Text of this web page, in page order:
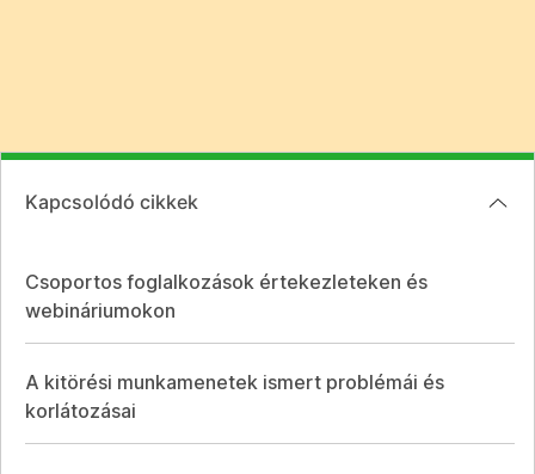
Kapcsolódó cikkek
Csoportos foglalkozások értekezleteken és
webináriumokon
A kitörési munkamenetek ismert problémái és
korlátozásai